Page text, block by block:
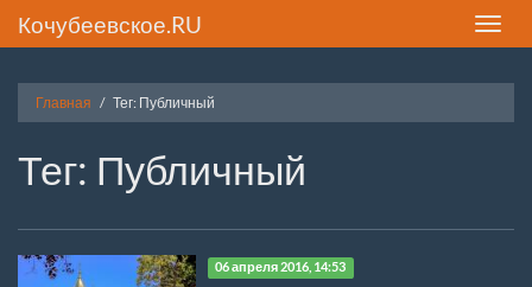
Toggle
Кочубеевское.RU
Главная Тег: Публичный
Тег: Публичный
06 апреля 2016, 14:53